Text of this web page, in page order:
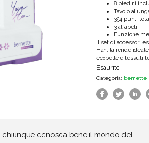
8 piedini
Tavolo
394 punti
3 alfabeti
Funzione
Il set di accessori
Han, la rende
ecopelle e tessuti
Esaurito
Categoria: bernette
chiunque conosca bene il mondo del